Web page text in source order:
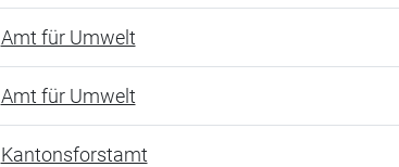
Amt für Umwelt
Amt für Umwelt
Kantonsforstamt